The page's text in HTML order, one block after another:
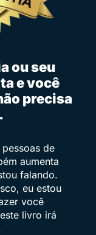
ou seu
e você
precisa
de
aumenta
falando.
eu estou
você
livro irá